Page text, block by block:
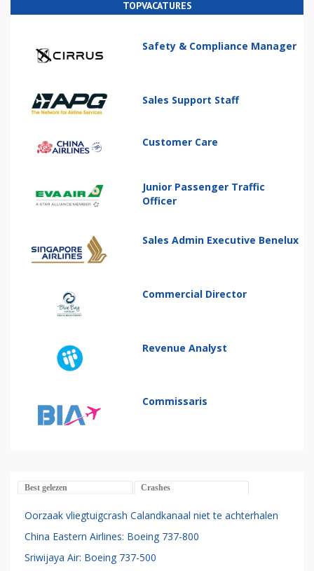
TOPVACATURES
Safety & Compliance Manager
Sales Support Staff
Customer Care
Junior Passenger Traffic
Officer
Sales Admin Executive Benelux
Commercial Director
Revenue Analyst
Commissaris
Best gelezen Crashes
Oorzaak vliegtuigcrash Calandkanaal niet te achterhalen
China Eastern Airlines: Boeing 737-800
Sriwijaya Air: Boeing 737-500